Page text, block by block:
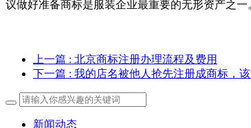
议做好准备商标是服装企业最重要的无形资产之
上一篇 : 北京商标注册办理流程及费用
下一篇 : 我的店名被他人抢先注册成商标，
新闻动态